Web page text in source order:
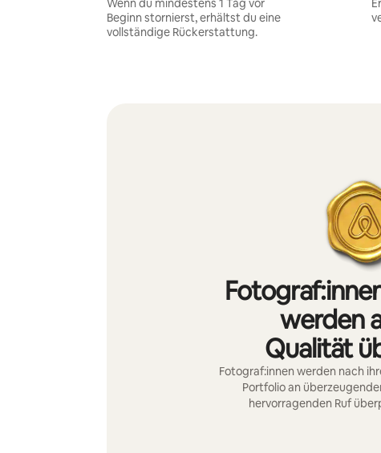
Wenn du mindestens 1 Tag vor
Beginn stornierst, erhältst du eine
vollständige Rückerstattung.
werden
Qualität
Fotograf:innen werden nach
Portfolio an
hervorragenden Ruf